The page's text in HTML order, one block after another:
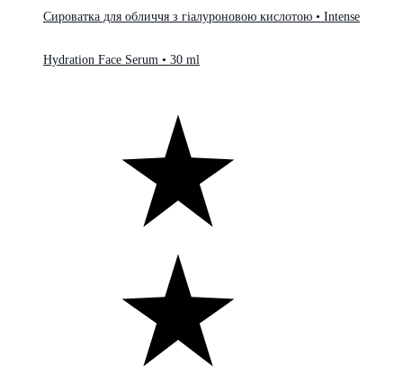
Сироватка для обличчя з гіалуроновою кислотою • Intense
Hydration Face Serum • 30 ml